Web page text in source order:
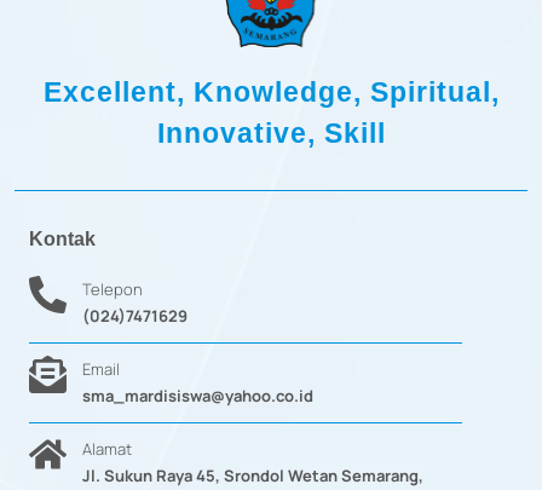
Excellent, Knowledge, Spiritual,
Innovative, Skill
Kontak
Telepon
(024)7471629
Email
sma_mardisiswa@yahoo.co.id
Alamat
Jl. Sukun Raya 45, Srondol Wetan Semarang,